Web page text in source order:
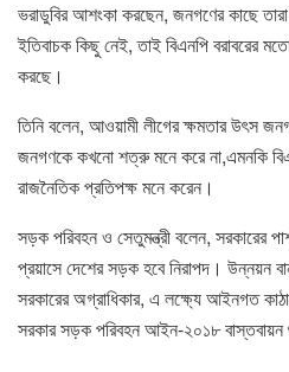
ভরাডুবির আশংকা করছেন, জনগণের কাছে
ইতিবাচক কিছু নেই, তাই বিএনপি বরাবরের
করছে।
তিনি বলেন, আওয়ামী লীগের ক্ষমতার উৎস
জনগণকে কখনো শত্রু মনে করে না,এমনকি
রাজনৈতিক প্রতিপক্ষ মনে করেন।
সড়ক পরিবহন ও সেতুমন্ত্রী বলেন, সরকারের
প্রয়াসে দেশের সড়ক হবে নিরাপদ। উন্নয়ন
সরকারের অগ্রাধিকার, এ লক্ষ্যে আইনগত
সরকার সড়ক পরিবহন আইন-২০১৮